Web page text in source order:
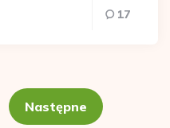
17
Następne